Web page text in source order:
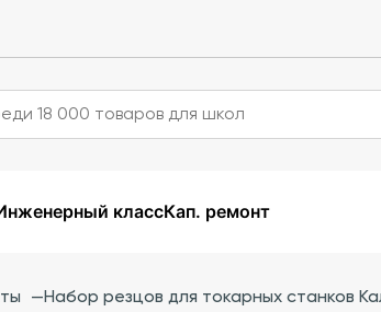
классКап. ремонт
—Набор резцов для токарных станков